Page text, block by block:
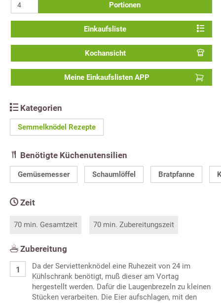
Portionen
Einkaufsliste
Kochansicht
Meine Einkaufslisten APP
Kategorien
Semmelknödel Rezepte
Benötigte Küchenutensilien
Gemüsemesser Schaumlöffel Bratpfanne
Zeit
70 min. Gesamtzeit 70 min. Zubereitungszeit
Zubereitung
Da der Serviettenknödel eine Ruhezeit von 24 im
Kühlschrank benötigt, muß dieser am Vortag
hergestellt werden. Dafür die Laugenbrezeln zu kleinen
Stücken verarbeiten. Die Eier aufschlagen, mit den